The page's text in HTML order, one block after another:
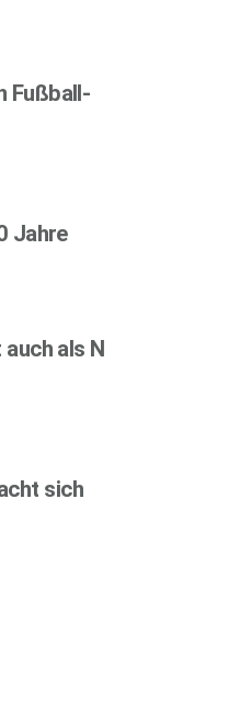
Fußball-
Jahre
als N
sich